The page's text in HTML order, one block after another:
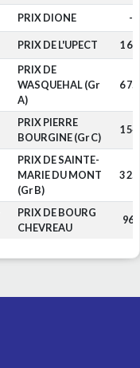
PRIX DIONE -
PRIX DE L'UPECT 1
PRIX DE
WASQUEHAL (Gr
A)
6
PRIX PIERRE
BOURGINE (Gr C)
1
PRIX DE SAINTE-
MARIE DU MONT
(Gr B)
3
PRIX DE BOURG
CHEVREAU
960